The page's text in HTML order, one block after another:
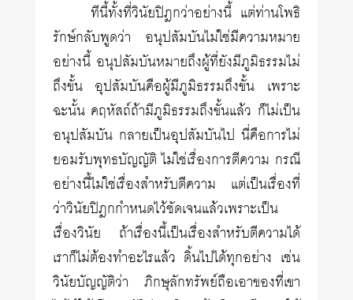
ทีนี้ทั้งที่วินัยปิฎกว่าอย่างนี้ แต่ท่านโพธิ
รักษ์กลับพูดว่า อนุปสัมบันไม่ใช่มีความหมาย
อย่างนี้ อนุปสัมบันหมายถึงผู้ที่ยังมีภูมิธรรมไม่
ถึงขั้น อุปสัมบันคือผู้มีภูมิธรรมถึงขั้น เพราะ
ฉะนั้น คฤหัสถ์ถ้ามีภูมิธรรมถึงขั้นแล้ว ก็ไม่เป็น
อนุปสัมบัน กลายเป็นอุปสัมบันไป นี่คือการไม่
ยอมรับพุทธบัญญัติ ไม่ใช่เรื่องการตีความ กรณี
อย่างนี้ไม่ใช่เรื่องสำหรับตีความ แต่เป็นเรื่องที่
ว่าวินัยปิฎกกำหนดไว้ชัดเจนแล้วเพราะเป็น
เรื่องวินัย ถ้าเรื่องนี้เป็นเรื่องสำหรับตีความได้
เราก็ไม่ต้องทำอะไรแล้ว ดิ้นไปได้ทุกอย่าง เช่น
วินัยบัญญัติว่า ภิกษุลักทรัพย์ถือเอาของที่เขา